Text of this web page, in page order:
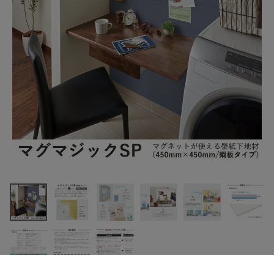
ようこそ ゲスト 様
meeting_room ログイン person 会員登録
最近チェックした商品
シンコール マグマ
W450mm×H450
mm 1枚入
mugmagic-SP1
FAX注文はこちらから
カテゴリーから選ぶ